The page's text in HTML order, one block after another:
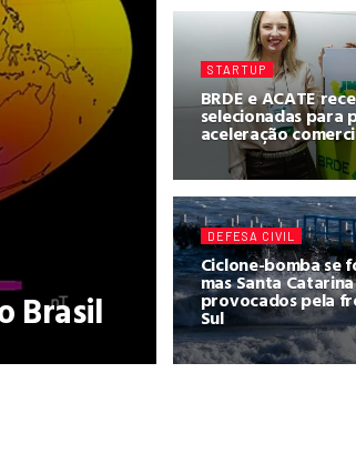
Brasil
STARTUP
BRDE e ACATE
selecionadas para
aceleração
DEFESA CIVIL
Ciclone-bomba se
mas Santa
provocados pela
Sul